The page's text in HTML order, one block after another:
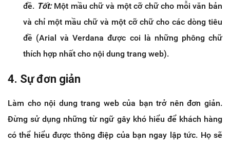
đề. Tốt:Một mầu chữ và một cỡ chữ cho mỗi văn bản
và chỉ một mầu chữ và một cỡ chữ cho các dòng tiêu
đề (Arial và Verdana được coi là những phông chữ
thích hợp nhất cho nội dung trang web).
4. Sự đơn giản
Làm cho nội dung trang web của bạn trở nên đơn giản.
Đừng sử dụng những từ ngữ gây khó hiểu để khách hàng
có thể hiểu được thông điệp của bạn ngay lập tức. Họ sẽ